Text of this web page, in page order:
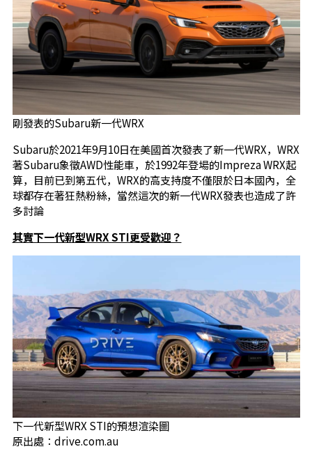
剛發表的Subaru新一代WRX
Subaru於2021年9月10日在美國首次發表了新一代WRX，WRX
著Subaru象徵AWD性能車，於1992年登場的Impreza WRX起
算，目前已到第五代，WRX的高支持度不僅限於日本國內，全
球都存在著狂熱粉絲，當然這次的新一代WRX發表也造成了許
多討論
其實下一代新型WRX STI更受歡迎？
下一代新型WRX STI的預想渲染圖
原出處：drive.com.au